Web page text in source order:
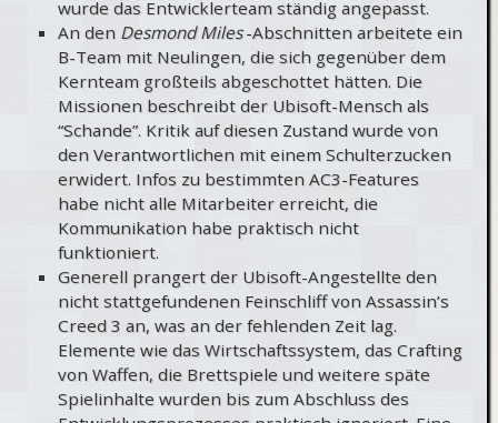
wurde das Entwicklerteam ständig angepasst.
An den Desmond Miles -Abschnitten arbeitete ein
B-Team mit Neulingen, die sich gegenüber dem
Kernteam großteils abgeschottet hätten. Die
Missionen beschreibt der Ubisoft-Mensch als
“Schande”. Kritik auf diesen Zustand wurde von
den Verantwortlichen mit einem Schulterzucken
erwidert. Infos zu bestimmten AC3-Features
habe nicht alle Mitarbeiter erreicht, die
Kommunikation habe praktisch nicht
funktioniert.
Generell prangert der Ubisoft-Angestellte den
nicht stattgefundenen Feinschliff von Assassin’s
Creed 3 an, was an der fehlenden Zeit lag.
Elemente wie das Wirtschaftssystem, das Crafting
von Waffen, die Brettspiele und weitere späte
Spielinhalte wurden bis zum Abschluss des